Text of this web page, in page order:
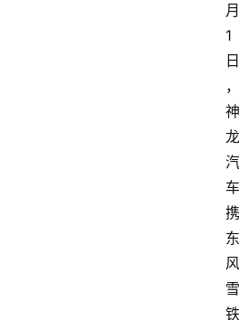
月
1
日
，
神
龙
汽
车
携
东
风
雪
铁